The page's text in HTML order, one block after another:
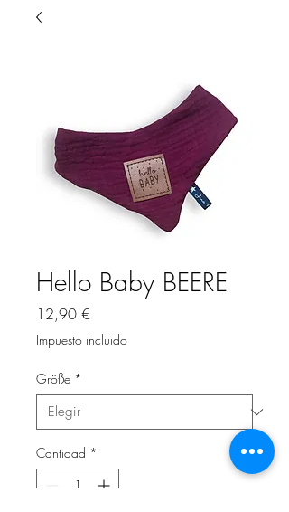
Hello Baby BEERE
12,90 €
Impuesto incluido
Größe *
Cantidad *